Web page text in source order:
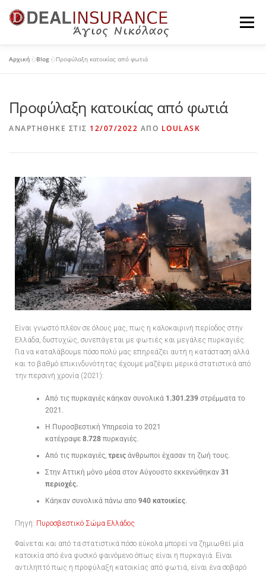
Μενού
ΠΡΟΪΌΝΤΑ ΕΠΙΧΕΙΡΉΣΕΩΝ ΤΑ ΝΈΑ ΜΑΣ
Αρχική »Blog »Προφύλαξη κατοικίας από φωτιά
Προφύλαξη κατοικίας από φωτιά
ΑΝΑΡΤΉΘΗΚΕ ΣΤΙΣ 12/07/2022 ΑΠΌ LOULASK
Είναι γνωστό πλέον σε όλους μας, πως η καλοκαιρινή περίοδος στην
Ελλάδα, δυστυχώς, συνεπάγεται με φωτιές και μεγάλες πυρκαγιές.
Για να καταλάβουμε πόσο πολύ μας επηρεάζει αυτή η κατάσταση αλλά
και το βαθμό επικινδυνότητας έχουμε μαζέψει μερικά στατιστικά από
την περσινή χρονία (2021):
Από τις πυρκαγιές κάηκαν συνολικά 1.301.239στρέμματα το
2021.
Η Πυροσβεστική Υπηρεσία το 2021
κατέγραψε 8.728πυρκαγιές.
Από τις πυρκαγιές, τρειςάνθρωποι έχασαν τη ζωή τους.
Στην Αττική μόνο μέσα στον Αύγουστο εκκενώθηκαν 31
περιοχές.
Κάηκαν συνολικά πάνω απο 940 κατοικίες.
Πηγή: Πυροσβεστικό Σώμα Ελλάδος
Φαίνεται και από τα στατιστικά πόσο εύκολα μπορεί να ζημιωθεί μία
κατοικία από ένα φυσικό φαινόμενο όπως είναι η πυρκαγιά. Είναι
αντιληπτό πως η προφύλαξη κατοικίας από φωτιά, είναι ένα σοβαρό